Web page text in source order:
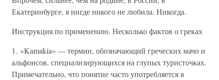
Екатеринбурге, я нигде никого не любила. Никогда.
Инструкция по применению. Несколько фактов о греках
1. «Kamakia» — термин, обозначающий греческих мачо и
альфонсов, специализирующихся на глупых туристочках.
Примечательно, что понятие часто употребляется в